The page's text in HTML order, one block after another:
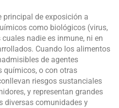
de exposición a
como biológicos (virus,
nadie es inmune, ni en
Cuando los alimentos
de agentes
químicos, o con otras
riesgos sustanciales
y representan grandes
diversas comunidades y